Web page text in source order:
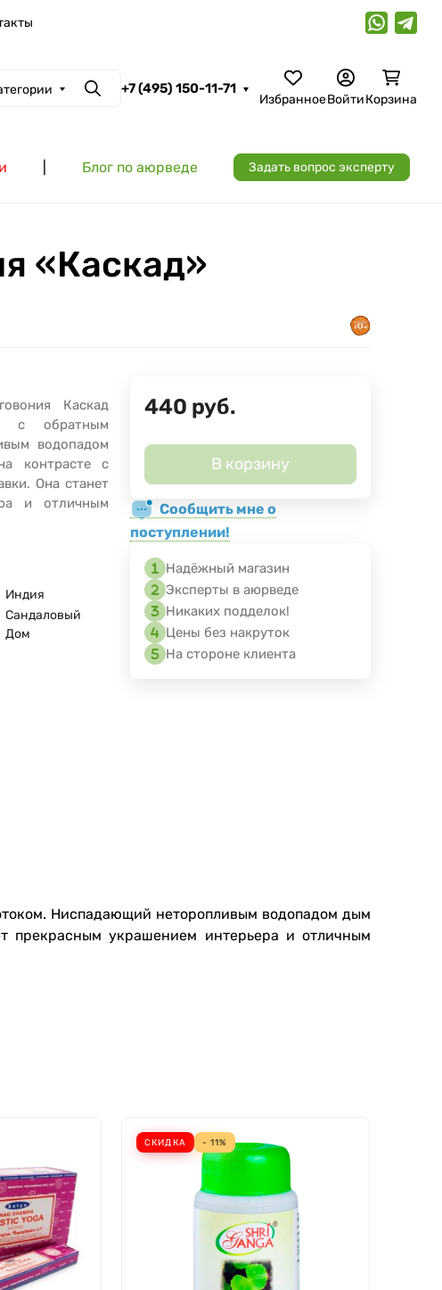
Поиск
+7 (495) 150-11-71
ИзбранноеВойтиКорзина
Блог по аюрведе Задать вопрос эксперту
«Каскад»
Каскад
с обратным
водопадом
контрасте с
Она станет
и отличным
Индия
Сандаловый
Дом
440 руб.
В корзину
Сообщить мне о
поступлении!
Надёжный магазин
Эксперты в аюрведе
Никаких подделок!
Цены без накруток
На стороне клиента
Ниспадающий неторопливым водопадом дым
прекрасным украшением интерьера и отличным
СКИДКА - 11%